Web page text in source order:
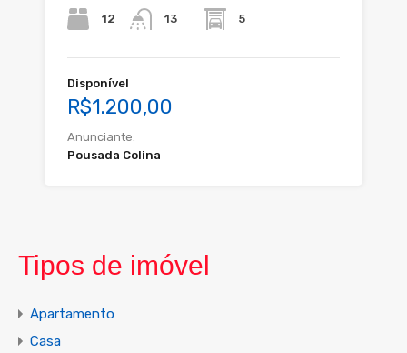
12 13 5
Disponível
R$1.200,00
Anunciante:
Pousada Colina
Tipos de imóvel
Apartamento
Casa